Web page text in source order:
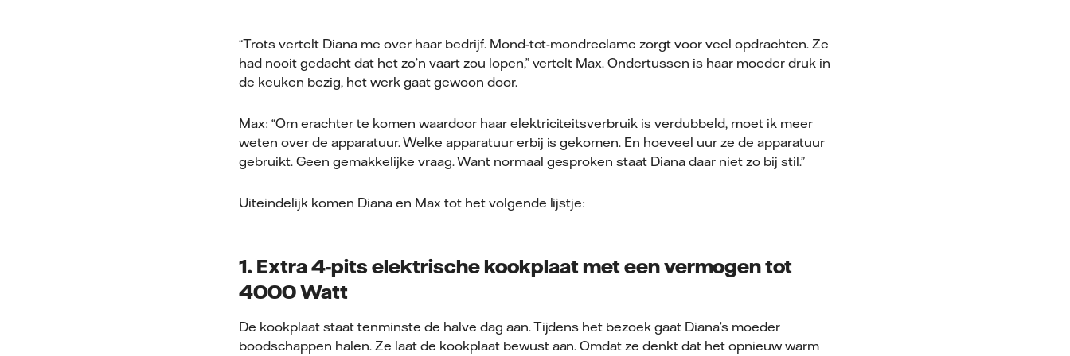
“Trots vertelt Diana me over haar bedrijf. Mond-tot-mondreclame zorgt voor veel opdrachten. Ze
had nooit gedacht dat het zo’n vaart zou lopen,” vertelt Max. Ondertussen is haar moeder druk in
de keuken bezig, het werk gaat gewoon door.
Max: “Om erachter te komen waardoor haar elektriciteitsverbruik is verdubbeld, moet ik meer
weten over de apparatuur. Welke apparatuur erbij is gekomen. En hoeveel uur ze de apparatuur
gebruikt. Geen gemakkelijke vraag. Want normaal gesproken staat Diana daar niet zo bij stil.”
Uiteindelijk komen Diana en Max tot het volgende lijstje:
1. Extra 4-pits elektrische kookplaat met een vermogen tot
4000 Watt
De kookplaat staat tenminste de halve dag aan. Tijdens het bezoek gaat Diana’s moeder
boodschappen halen. Ze laat de kookplaat bewust aan. Omdat ze denkt dat het opnieuw warm